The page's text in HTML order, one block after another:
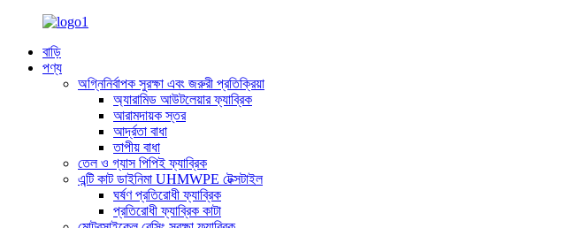
বাড়ি
পণ্য
অগ্নিনির্বাপক সুরক্ষা এবং জরুরী প্রতিক্রিয়া
অ্যারামিড আউটলেয়ার ফ্যাব্রিক
আরামদায়ক স্তর
আর্দ্রতা বাধা
তাপীয় বাধা
তেল ও গ্যাস পিপিই ফ্যাব্রিক
এন্টি কাট ডাইনিমা UHMWPE টেক্সটাইল
ঘর্ষণ প্রতিরোধী ফ্যাব্রিক
প্রতিরোধী ফ্যাব্রিক কাটা